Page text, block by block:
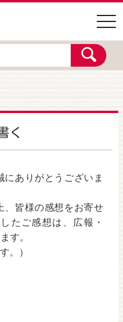
く
ありがとうございま
、皆様の感想をお寄せ
たご感想は、広報・
す。
。）